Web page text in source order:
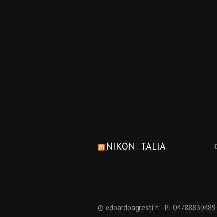
NIKON ITALIA
© edoardoagresti.it - PI